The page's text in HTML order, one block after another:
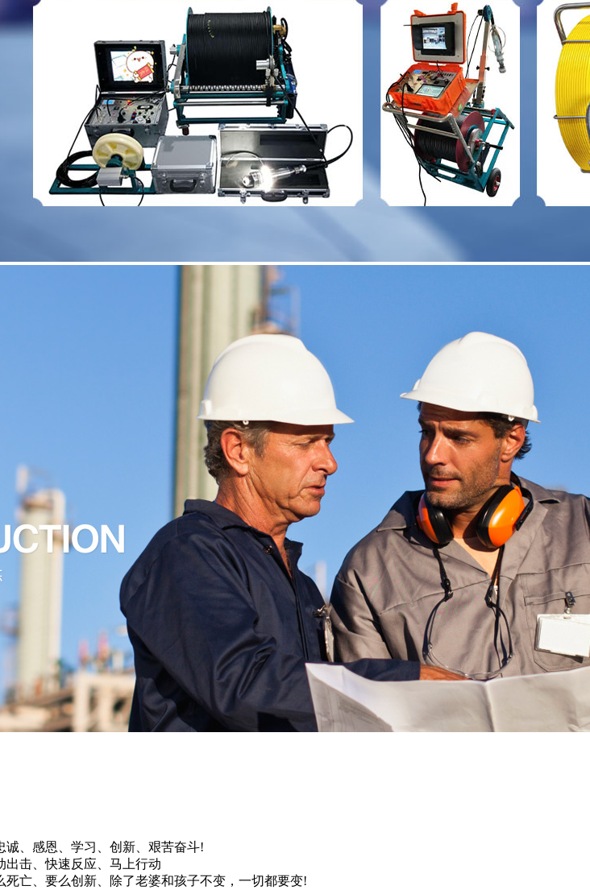
诚、感恩、学习、创新、艰苦奋斗!
出击、快速反应、马上行动
死亡、要么创新、除了老婆和孩子不变，一切都要变!